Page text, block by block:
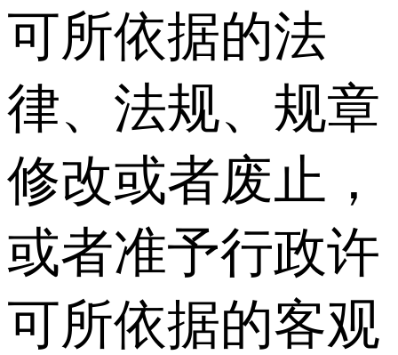
可所依据的法
律、法规、规章
修改或者废止，
或者准予行政许
可所依据的客观